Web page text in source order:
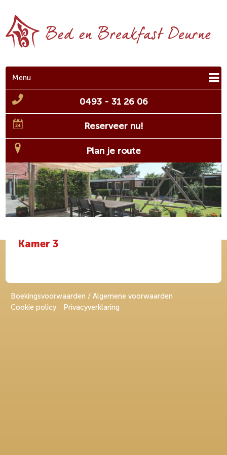
Menu
0493 - 31 26 06
Reserveer nu!
Plan je route
Kamer 3
Boekingsvoorwaarden / Algemene voorwaarden
Cookie policy
Privacyverklaring